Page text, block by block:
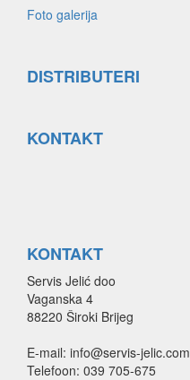
Foto galerija
DISTRIBUTERI
KONTAKT
KONTAKT
Servis Jelić doo
Vaganska 4
88220 Široki Brijeg
E-mail: info@servis-jelic.com
Telefoon: 039 705-675